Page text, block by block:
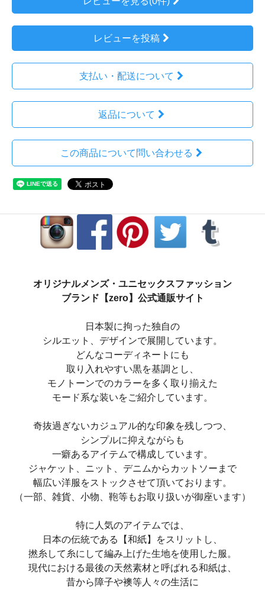
レビューを投稿
支払い・配送について
返品について
この商品について問い合わせる
オリジナルメンズ・ユニセックスファッション
ブランド【zero】公式通販サイト
日本製に拘った独自の
シルエット、デザインで展開しています。
どんなコーディネートにも
取り入れやすい黒を基調とし、
モノトーンでのカラーを多く取り揃えた
モード系な装いをご紹介しています。
奇抜過ぎないカジュアル的な印象を残しつつ、
シンプルに抑えながらも
一癖あるアイテムで構成しています。
ジャケット、ニット、デニムからカットソーまで
幅広い洋服をストックさせて頂いております。
（一部、雑貨、小物、鞄等もお取り扱いが御座います）
特に人気のアイテムでは、
日本の伝統である【和紙】をスリットし、
撚糸して糸にして編み上げた生地を使用した服。
現代における最後の天然素材と呼ばれる和紙は、
昔から障子や襖等人々の生活に